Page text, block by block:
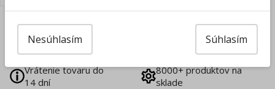
Slovenská firma na
trhu od 1996
Doprava zadarmo už
Vrátenie tovaru do
14 dní
8000+ produktov na
sklade
Súhlasím
Nesúhlasím